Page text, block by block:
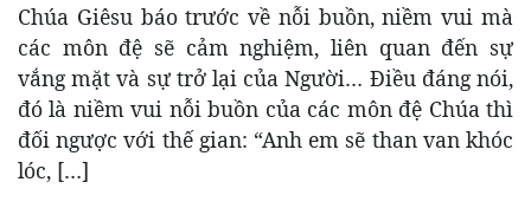
Chúa Giêsu báo trước về nỗi buồn, niềm vui mà
các môn đệ sẽ cảm nghiệm, liên quan đến sự
vắng mặt và sự trở lại của Người… Điều đáng nói,
đó là niềm vui nỗi buồn của các môn đệ Chúa thì
đối ngược với thế gian: “Anh em sẽ than van khóc
lóc, […]